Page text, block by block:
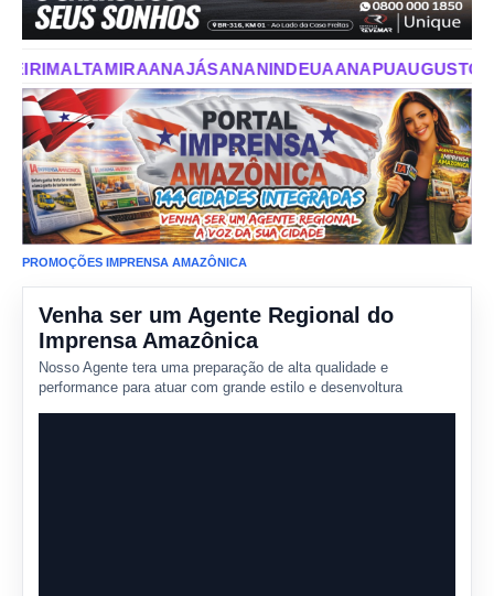
ANANINDEUAANAPUAUGUSTO CORRÊAAURORA
PROMOÇÕES IMPRENSA AMAZÔNICA
Venha ser um Agente Regional do
Imprensa Amazônica
Nosso Agente tera uma preparação de alta qualidade e
performance para atuar com grande estilo e desenvoltura